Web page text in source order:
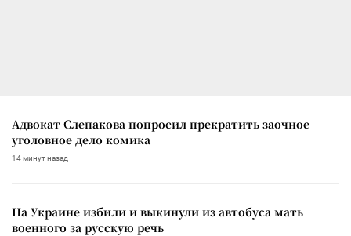
Адвокат Слепакова попросил прекратить заочное
уголовное дело комика
14 минут назад
На Украине избили и выкинули из автобуса мать
военного за русскую речь